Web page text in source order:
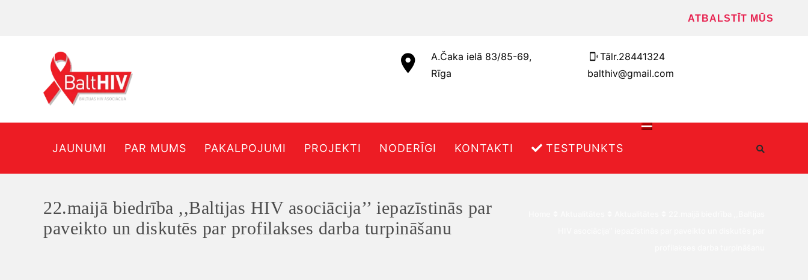
ATBALSTĪT MŪS
A.Čaka ielā 83/85-69,
Rīga
Tālr.28441324
balthiv@gmail.com
JAUNUMI PAR MUMS PAKALPOJUMI PROJEKTI NODERĪGI KONTAKTI TESTPUNKTS
22.maijā biedrība ,,Baltijas HIV asociācija’’ iepazīstinās par
paveikto un diskutēs par profilakses darba turpināšanu